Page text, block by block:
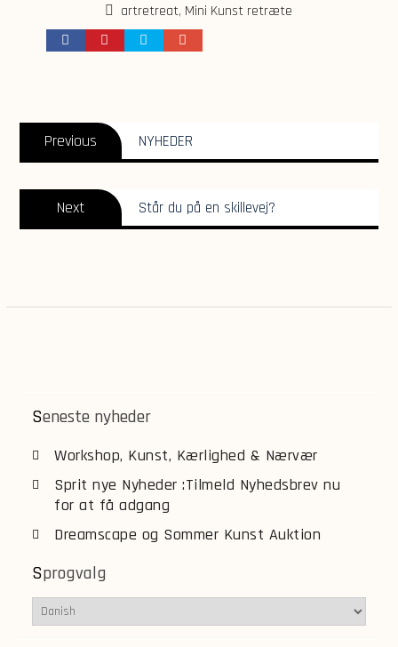
artretreat, Mini Kunst retræte
Indlægsnavigation
Previous
Previous
post:
NYHEDER
Next
Next
post:
Står du på en skillevej?
Seneste nyheder
Workshop, Kunst, Kærlighed & Nærvær
Sprit nye Nyheder :Tilmeld Nyhedsbrev nu
for at få adgang
Dreamscape og Sommer Kunst Auktion
Sprogvalg